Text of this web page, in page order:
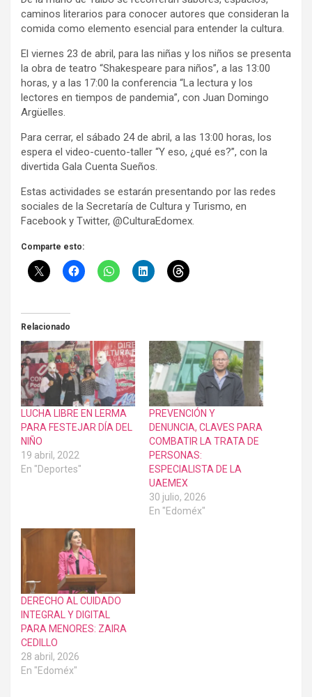
caminos literarios para conocer autores que consideran la
comida como elemento esencial para entender la cultura.
El viernes 23 de abril, para las niñas y los niños se presenta
la obra de teatro “Shakespeare para niños”, a las 13:00
horas, y a las 17:00 la conferencia “La lectura y los
lectores en tiempos de pandemia”, con Juan Domingo
Argüelles.
Para cerrar, el sábado 24 de abril, a las 13:00 horas, los
espera el video-cuento-taller “Y eso, ¿qué es?”, con la
divertida Gala Cuenta Sueños.
Estas actividades se estarán presentando por las redes
sociales de la Secretaría de Cultura y Turismo, en
Facebook y Twitter, @CulturaEdomex.
Comparte esto:
Relacionado
LUCHA LIBRE EN LERMA
PARA FESTEJAR DÍA DEL
NIÑO
19 abril, 2022
En "Deportes"
PREVENCIÓN Y
DENUNCIA, CLAVES PARA
COMBATIR LA TRATA DE
PERSONAS:
ESPECIALISTA DE LA
UAEMEX
30 julio, 2026
En "Edoméx"
DERECHO AL CUIDADO
INTEGRAL Y DIGITAL
PARA MENORES: ZAIRA
CEDILLO
28 abril, 2026
En "Edoméx"